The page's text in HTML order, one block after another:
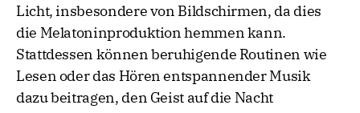
Licht, insbesondere von Bildschirmen, da dies
die Melatoninproduktion hemmen kann.
Stattdessen können beruhigende Routinen wie
Lesen oder das Hören entspannender Musik
dazu beitragen, den Geist auf die Nacht